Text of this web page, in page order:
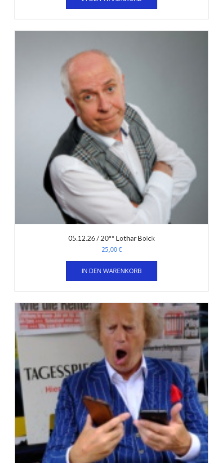
05.12.26 / 20°° Lothar Bölck
25,00€
IN DEN WARENKORB